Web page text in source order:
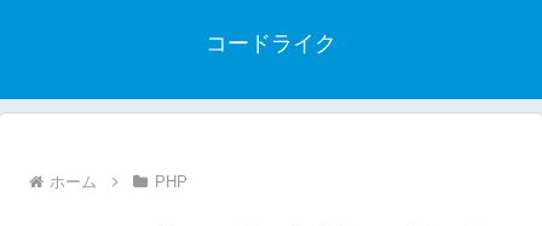
コードライク
ホーム PHP